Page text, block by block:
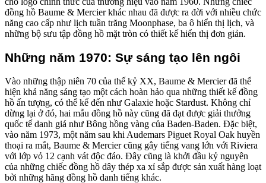
đồng hồ Baume & Mercier khác nhau đã được ra đời với nhiều chức
năng cao cấp như lịch tuần trăng Moonphase, ba ô hiển thị lịch, và
những bộ sưu tập đồng hồ mặt tròn có thiết kế hiển thị đơn giản.
Những năm 1970: Sự sáng tạo lên ngôi
Vào những thập niên 70 của thế kỷ XX, Baume & Mercier đã thể
hiện khả năng sáng tạo một cách hoàn hảo qua những thiết kế đồng
hồ ấn tượng, có thể kể đến như Galaxie hoặc Stardust. Không chỉ
dừng lại ở đó, hai mẫu đồng hồ này cũng đã đạt được giải thưởng
quốc tế danh giá như Bông hồng vàng của Baden-Baden. Đặc biệt,
vào năm 1973, một năm sau khi Audemars Piguet Royal Oak huyền
thoại ra mắt, Baume & Mercier cũng gây tiếng vang lớn với Riviera
với lớp vỏ 12 cạnh vát độc đáo. Đây cũng là khởi đầu kỷ nguyên
của những chiếc đồng hồ dây thép xa xỉ sắp được sản xuất hàng loạt
bởi những hãng đồng hồ danh tiếng khác.